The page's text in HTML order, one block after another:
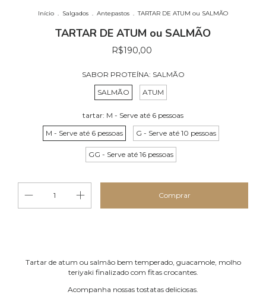
Início . Salgados . Antepastos . TARTAR DE ATUM ou SALMÃO
TARTAR DE ATUM ou SALMÃO
R$190,00
SABOR PROTEÍNA: SALMÃO
SALMÃO
ATUM
tartar: M - Serve até 6 pessoas
M - Serve até 6 pessoas
G - Serve até 10 pessoas
GG - Serve até 16 pessoas
Tartar de atum ou salmão bem temperado, guacamole, molho
teriyaki finalizado com fitas crocantes.
Acompanha nossas tostatas deliciosas.